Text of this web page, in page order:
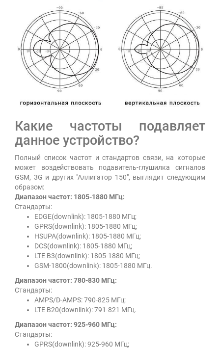
Какие частоты подавляет
данное устройство?
Полный список частот и стандартов связи, на которые
может воздействовать подавитель-глушилка сигналов
GSM, 3G и других "Аллигатор 150", выглядит следующим
образом:
Диапазон частот: 1805-1880 МГц:
Стандарты:
EDGE(downlink): 1805-1880 МГц;
GPRS(downlink): 1805-1880 МГц;
HSUPA(downlink): 1805-1880 МГц;
DCS(downlink): 1805-1880 МГц;
LTE B3(downlink): 1805-1880 МГц;
GSM-1800(downlink): 1805-1880 МГц.
Диапазон частот: 780-830 МГц:
Стандарты:
AMPS/D-AMPS: 790-825 МГц;
LTE B20(downlink): 791-821 МГц.
Диапазон частот: 925-960 МГц:
Стандарты:
GPRS(downlink): 925-960 МГц;